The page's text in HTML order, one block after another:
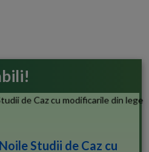
Studii de Caz cu